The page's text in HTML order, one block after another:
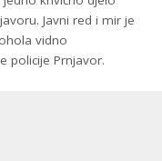
Javni red i mir je
vidno
policije Prnjavor.